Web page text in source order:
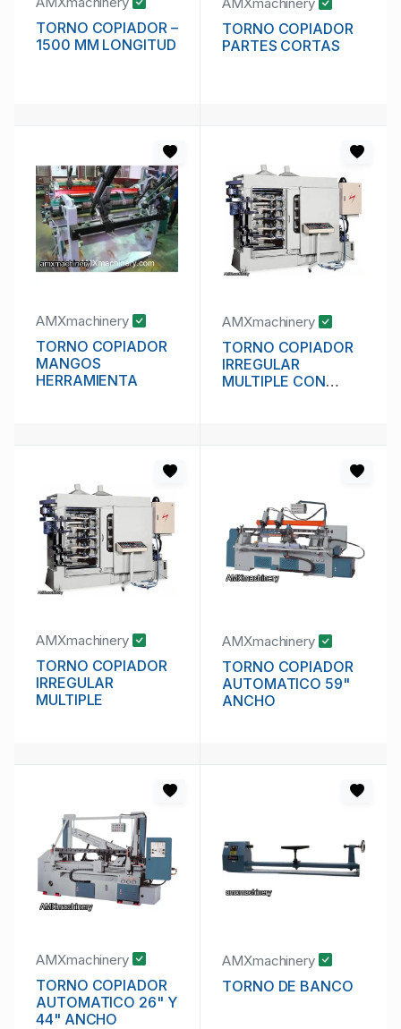
TORNO COPIADOR –
1500 MM LONGITUD
TORNO COPIADOR
PARTES CORTAS
AMXmachinery
TORNO COPIADOR
MANGOS
HERRAMIENTA
AMXmachinery
TORNO COPIADOR
IRREGULAR
MULTIPLE CON
AMXmachinery
TORNO COPIADOR
IRREGULAR
MULTIPLE
AMXmachinery
TORNO COPIADOR
AUTOMATICO 59"
ANCHO
AMXmachinery
TORNO COPIADOR
AUTOMATICO 26" Y
44" ANCHO
AMXmachinery
TORNO DE BANCO